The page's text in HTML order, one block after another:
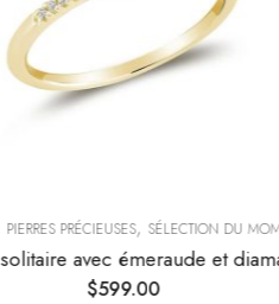
PIERRES PRÉCIEUSES, SÉLECTION DU MOMENT
$599.00